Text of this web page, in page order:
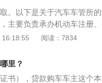
动车。
。以下是关于汽车车管所
主要负责承办机动车注册
驾驶证申请、补领、换领
常运行，备份数据库；按
16:18:55 阅读：7834
里？
书），贷款购车车主这个